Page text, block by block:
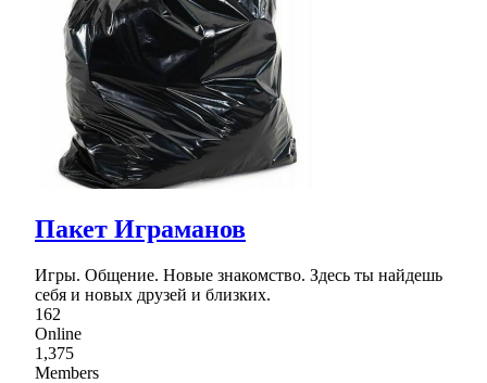
Пакет Играманов
Игры. Общение. Новые знакомство. Здесь ты найдешь
себя и новых друзей и близких.
162
Online
1,375
Members